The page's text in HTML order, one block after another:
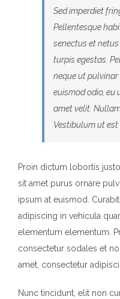
Sed imperdiet
Pellentesque
senectus et
turpis egestas.
neque ut
euismod odio,
amet velit.
Vestibulum ut est
Proin dictum lobortis
sit amet purus ornare
ipsum at euismod.
adipiscing in vehicula
elementum elementum.
consectetur sodales et
amet, consectetur
Nunc tincidunt, elit non